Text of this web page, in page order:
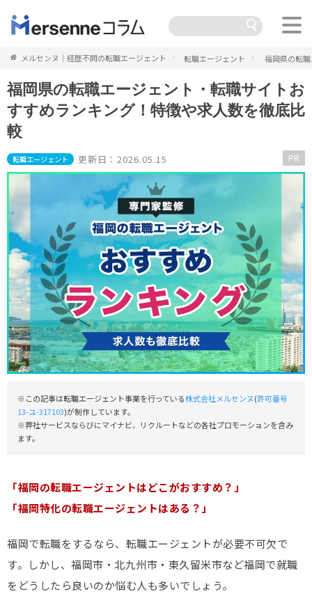
メルセンヌ｜経歴不問の転職エージェント 転職エージェント 福岡県の転
福岡県の転職エージェント・転職サイトお
すすめランキング！特徴や求人数を徹底比
較
転職エージェント 更新日：2026.05.15 PR
※この記事は転職エージェント事業を行っている株式会社メルセンヌ(許可番号
13-ユ-317103)が制作しています。
※弊社サービスならびにマイナビ、リクルートなどの各社プロモーションを含み
ます。
「福岡の転職エージェントはどこがおすすめ？」
「福岡特化の転職エージェントはある？」
福岡で転職をするなら、転職エージェントが必要不可欠で
す。しかし、福岡市・北九州市・東久留米市など福岡で就職
をどうしたら良いのか悩む人も多いでしょう。